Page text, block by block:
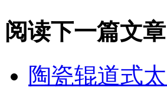
阅读下一篇文章
陶瓷辊道式